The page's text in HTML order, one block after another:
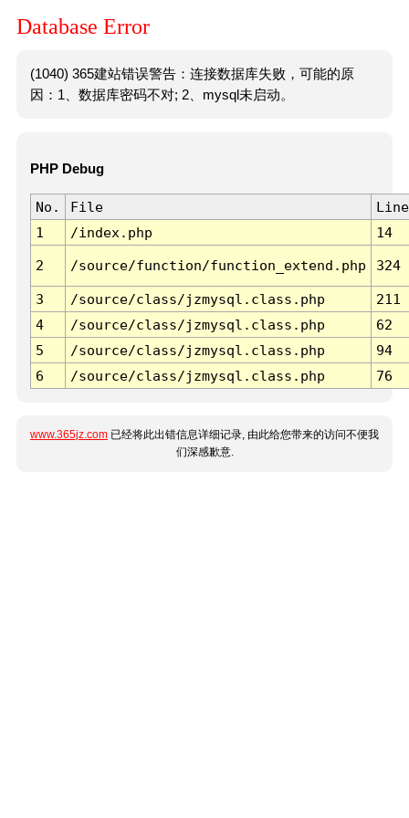
Database Error
(1040) 365建站错误警告：连接数据库失败，可能的原
因：1、数据库密码不对; 2、mysql未启动。
PHP Debug
No. File
Line
1
/index.php 14
2 /source/function/function_extend.php 324
3 /source/class/jzmysql.class.php
211
4
/source/class/jzmysql.class.php
62
5
/source/class/jzmysql.class.php
94
6
/source/class/jzmysql.class.php 76
www.365jz.com 已经将此出错信息详细记录, 由此给您带来的访问不便我
们深感歉意.